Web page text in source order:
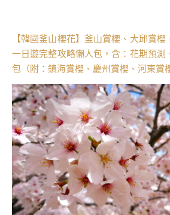
【韓國釜山櫻花】釜山賞櫻、大邱賞
一日遊完整攻略懶人包，含：花期預測
包（附：鎮海賞櫻、慶州賞櫻、河東賞櫻